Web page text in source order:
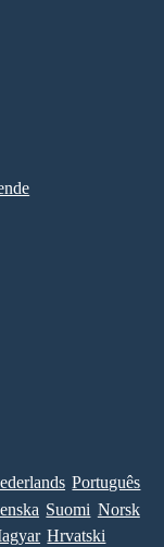
Português
Suomi Norsk
Hrvatski